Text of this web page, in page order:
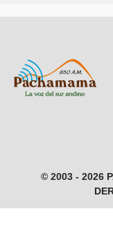
© 2003 - 2026